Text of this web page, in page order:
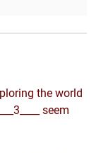
the world
seem